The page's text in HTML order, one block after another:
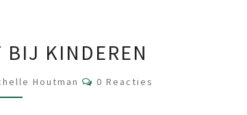
BIJ
KINDEREN
BIJ KINDEREN
Houtman Reacties
0 Reacties